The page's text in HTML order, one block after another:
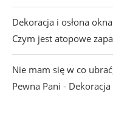
Dekoracja i osłona
Czym jest atopowe
Nie mam się w co
Pewna Pani -